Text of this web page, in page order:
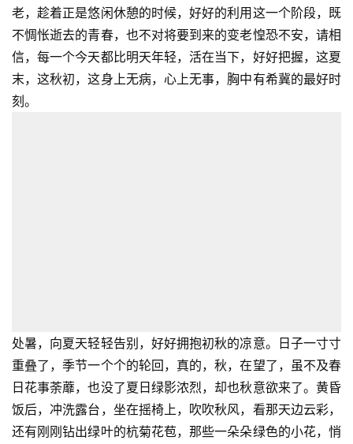
感
旅
游
登录 注册
老，趁着正是悠闲休憩的时候，好好的利用这一个阶段，既
不惆怅逝去的青春，也不对将要到来的变老惶恐不安，请相
信，每一个今天都比明天年轻，活在当下，好好把握，这夏
末，这秋初，这身上无病，心上无事，胸中有希冀的最好时
刻。
处暑，向夏天轻轻告别，好好拥抱初秋的凉意。日子一寸寸
重叠了，季节一个个的轮回，真的，秋，在望了，虽不及春
日花事荼蘼，也没了夏日绿影浓烈，却也秋意欲来了。黄昏
饭后，冲洗露台，坐在摇椅上，吹吹秋风，看那天边云彩，
还有刚刚钻出绿叶的杭菊花苞，那些一朵朵绿色的小花，悄